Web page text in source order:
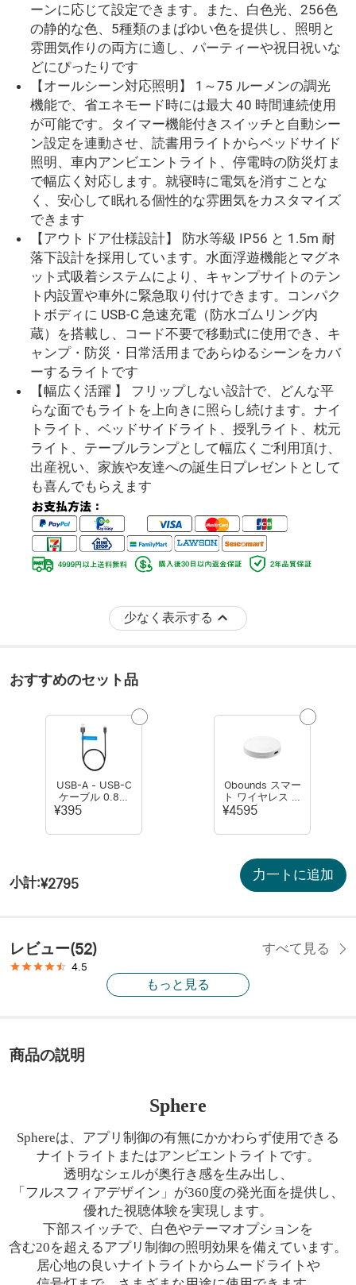
ーンに応じて設定できます。また、白色光、256色
の静的な色、5種類のまばゆい色を提供し、照明と
雰囲気作りの両方に適し、パーティーや祝日祝いな
どにぴったりです
【オールシーン対応照明】 1～75 ルーメンの調光
機能で、省エネモード時には最大 40 時間連続使用
が可能です。タイマー機能付きスイッチと自動シー
ン設定を連動させ、読書用ライトからベッドサイド
照明、車内アンビエントライト、停電時の防災灯ま
で幅広く対応します。就寝時に電気を消すことな
く、安心して眠れる個性的な雰囲気をカスタマイズ
できます
【アウトドア仕様設計】 防水等級 IP56 と 1.5m 耐
落下設計を採用しています。水面浮遊機能とマグネ
ット式吸着システムにより、キャンプサイトのテン
ト内設置や車外に緊急取り付けできます。コンパク
トボディに USB-C 急速充電（防水ゴムリング内
蔵）を搭載し、コード不要で移動式に使用でき、キ
ャンプ・防災・日常活用まであらゆるシーンをカバ
ーするライトです
【幅広く活躍 】 フリップしない設計で、どんな平
らな面でもライトを上向きに照らし続けます。ナイ
トライト、ベッドサイドライト、授乳ライト、枕元
ライト、テーブルランプとして幅広くご利用頂け、
出産祝い、家族や友達への誕生日プレゼントとして
も喜んでもらえます
少なく表示する
おすすめのセット品
USB-A - USB-C
ケーブル 0.8メ
ートル
¥395
Obounds スマー
ト ワイヤレス マ
ルチプロトコル
¥4595
小計:¥2795
力一トに追加
レビュー(52) すべて見る
4.5
もっと見る
商品の説明
Sphere
Sphereは、アプリ制御の有無にかかわらず使用できる
ナイトライトまたはアンビエントライト です。
透明なシェルが奥行き感を生み出し、
「フルスフィアデザイン」が360度の発光面を提供し、
優れた視聴体験を実現します。
下部スイッチで、白色やテーマオプションを
含む20を超えるアプリ制御の照明効果を備えています。
居心地の良いナイトライトからムードライトや